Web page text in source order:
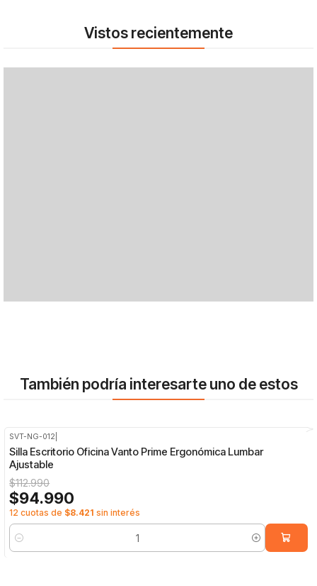
Vistos recientemente
También podría interesarte uno de estos
SVT-NG-012
Silla Escritorio Oficina Vanto Prime Ergonómica Lumbar
Ajustable
$112.990
$94.990
12 cuotas de $8.421 sin interés
Cantidad